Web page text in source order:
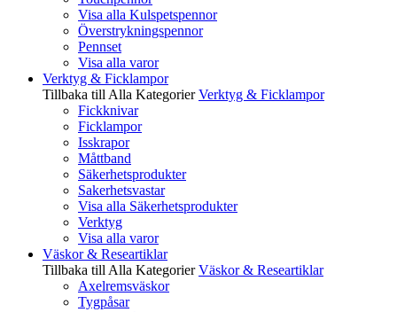
Visa alla Kulspetspennor
Överstrykningspennor
Pennset
Visa alla varor
Verktyg & Ficklampor
Tillbaka till Alla Kategorier Verktyg & Ficklampor
Fickknivar
Ficklampor
Isskrapor
Måttband
Säkerhetsprodukter
Sakerhetsvastar
Visa alla Säkerhetsprodukter
Verktyg
Visa alla varor
Väskor & Researtiklar
Tillbaka till Alla Kategorier Väskor & Researtiklar
Axelremsväskor
Tygpåsar